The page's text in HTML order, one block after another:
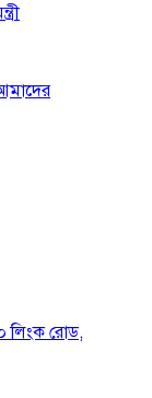
লিংক রোড,